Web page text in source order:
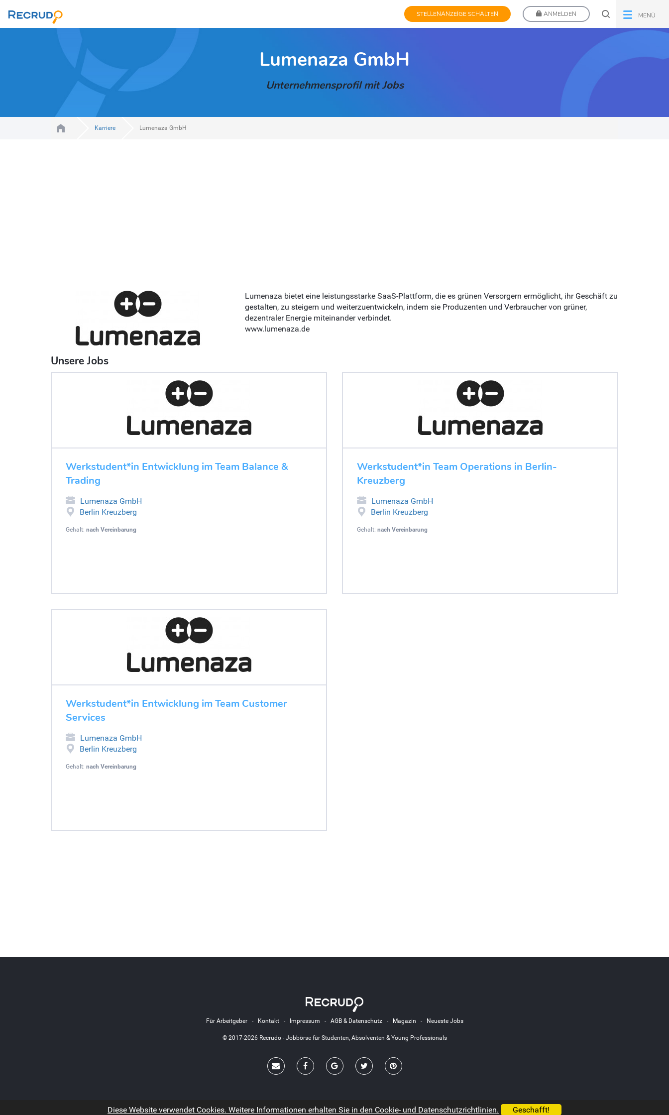
STELLENANZEIGE SCHALTEN ANMELDEN MENÜ
Lumenaza GmbH
Unternehmensprofil mit Jobs
Karriere Lumenaza GmbH
Lumenaza bietet eine leistungsstarke SaaS-Plattform, die es grünen Versorgern ermöglicht, ihr Geschäft zu
gestalten, zu steigern und weiterzuentwickeln, indem sie Produzenten und Verbraucher von grüner,
dezentraler Energie miteinander verbindet.
www.lumenaza.de
Unsere Jobs
Werkstudent*in Entwicklung im Team Balance &
Trading
Lumenaza GmbH
Berlin Kreuzberg
Gehalt: nach Vereinbarung
Werkstudent*in Team Operations in Berlin-
Kreuzberg
Lumenaza GmbH
Berlin Kreuzberg
Gehalt: nach Vereinbarung
Werkstudent*in Entwicklung im Team Customer
Services
Lumenaza GmbH
Berlin Kreuzberg
Gehalt: nach Vereinbarung
Für Arbeitgeber- Kontakt- Impressum - AGB & Datenschutz- Magazin - Neueste Jobs
© 2017-2026 Recrudo - Jobbörse für Studenten, Absolventen & Young Professionals
Diese Website verwendet Cookies. Weitere Informationen erhalten Sie in den Cookie- und Datenschutzrichtlinien. Geschafft!